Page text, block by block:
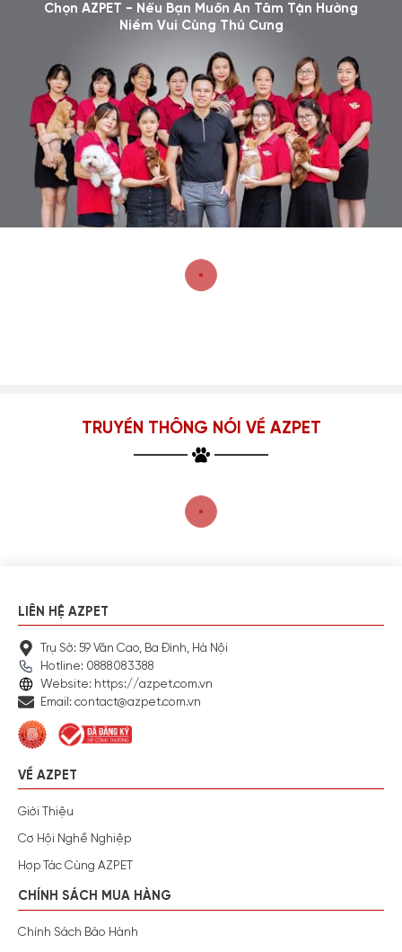
Chọn AZPET - Nếu Bạn Muốn An Tâm Tận Hưởng
Niềm Vui Cùng Thú Cưng
TRUYỀN THÔNG NÓI VỀ AZPET
LIÊN HỆ AZPET
Trụ Sở: 59 Văn Cao, Ba Đình, Hà Nội
Hotline: 0888083388
Website: https://azpet.com.vn
Email: contact@azpet.com.vn
VỀ AZPET
Giới Thiệu
Cơ Hội Nghề Nghiệp
Hợp Tác Cùng AZPET
CHÍNH SÁCH MUA HÀNG
Chính Sách Bảo Hành